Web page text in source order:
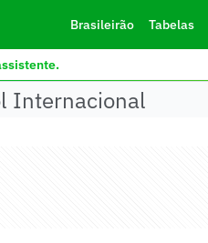
Brasileirão Tabelas
Internacional